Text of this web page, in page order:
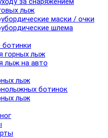
лыж
маски / очки
шлема
горных лыж
лыж на авто
лыж
ботинок
лыж